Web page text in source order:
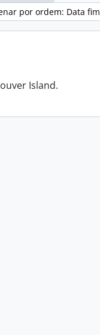
por ordem: Data fim
Island.